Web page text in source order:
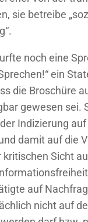
sie betreibe
noch eine
ein
die Broschüre
gewesen sei.
Indizierung
damit auf die
kritischen Sicht
auf
nicht auf